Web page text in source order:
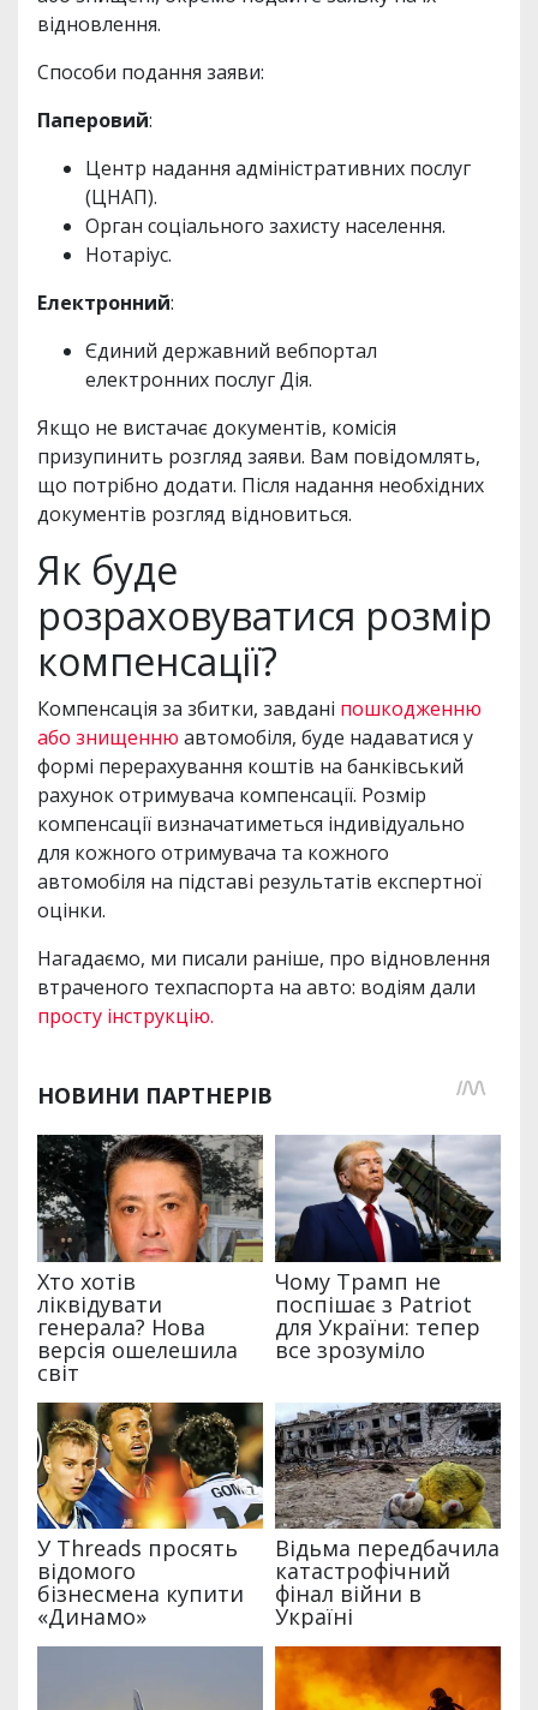
відновлення.
Способи подання заяви:
Паперовий:
Центр надання адміністративних послуг
(ЦНАП).
Орган соціального захисту населення.
Нотаріус.
Електронний:
Єдиний державний вебпортал
електронних послуг Дія.
Якщо не вистачає документів, комісія
призупинить розгляд заяви. Вам повідомлять,
що потрібно додати. Після надання необхідних
документів розгляд відновиться.
Як буде
розраховуватися розмір
компенсації?
Компенсація за збитки, завдані пошкодженню
або знищенню автомобіля, буде надаватися у
формі перерахування коштів на банківський
рахунок отримувача компенсації. Розмір
компенсації визначатиметься індивідуально
для кожного отримувача та кожного
автомобіля на підставі результатів експертної
оцінки.
Нагадаємо, ми писали раніше, про відновлення
втраченого техпаспорта на авто: водіям дали
просту інструкцію.